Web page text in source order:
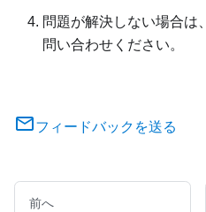
問題が解決しない場合は
問い合わせください。
フィードバックを送る
前へ